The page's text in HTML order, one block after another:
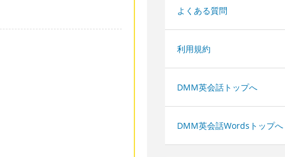
よくある質問
利用規約
DMM英会話トップへ
DMM英会話Wordsトップへ